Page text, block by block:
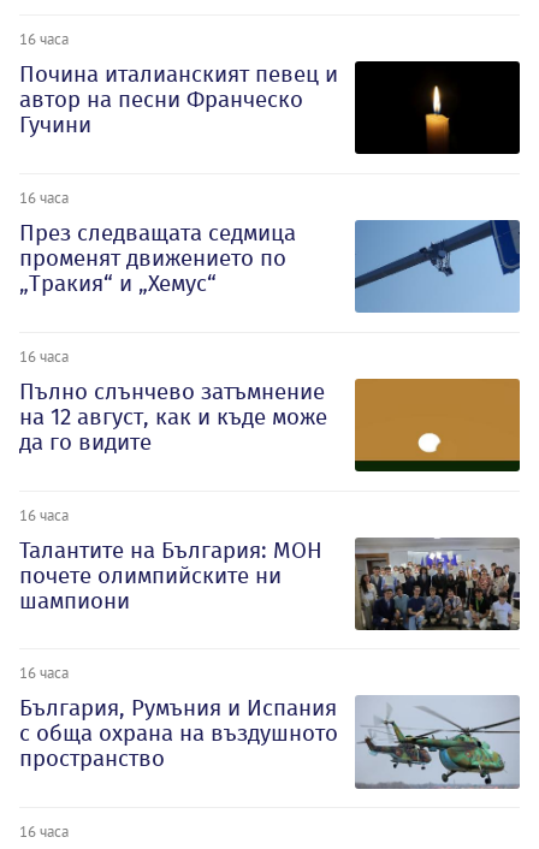
16 часа
Почина италианският певец и
автор на песни Франческо
Гучини
16 часа
През следващата седмица
променят движението по
„Тракия“ и „Хемус“
16 часа
Пълно слънчево затъмнение
на 12 август, как и къде може
да го видите
16 часа
Талантите на България: МОН
почете олимпийските ни
шампиони
16 часа
България, Румъния и Испания
с обща охрана на въздушното
пространство
16 часа